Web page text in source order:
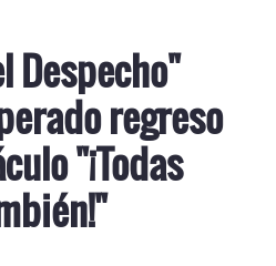
Despecho"
regreso
"¡Todas